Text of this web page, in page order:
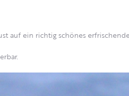
auf ein richtig schönes